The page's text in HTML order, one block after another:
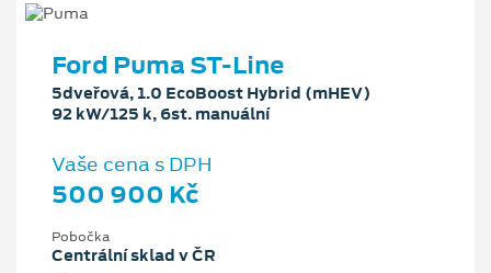
Ford Puma ST-Line
5dveřová, 1.0 EcoBoost Hybrid (mHEV)
92 kW/125 k, 6st. manuální
Vaše cena s DPH
500 900 Kč
Pobočka
Centrální sklad v ČR